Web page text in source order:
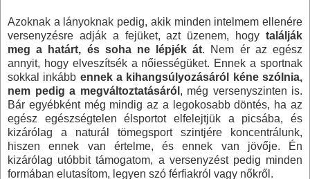
Azoknak a lányoknak pedig, akik minden intelmem ellenére
versenyzésre adják a fejüket, azt üzenem, hogy találják
meg a határt, és soha ne lépjék át. Nem ér az egész
annyit, hogy elveszítsék a nőiességüket. Ennek a sportnak
sokkal inkább ennek a kihangsúlyozásáról kéne szólnia,
nem pedig a megváltoztatásáról , még versenyszinten is.
Bár egyébként még mindig az a legokosabb döntés, ha az
egész egészségtelen élsportot elfelejtjük a picsába, és
kizárólag a naturál tömegsport szintjére koncentrálunk,
hiszen ennek van értelme, és ennek van jövője. Én
kizárólag utóbbit támogatom, a versenyzést pedig minden
formában elutasítom, legyen szó férfiakról vagy nőkről.